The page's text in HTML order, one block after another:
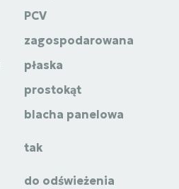
PCV
zagospodarowana
płaska
prostokąt
blacha panelowa
tak
do odświeżenia